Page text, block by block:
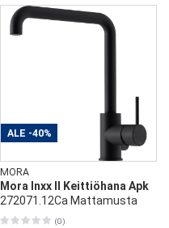
ALE -40%
MORA
Mora Inxx II Keittiöhana Apk
272071.12Ca Mattamusta
(0)